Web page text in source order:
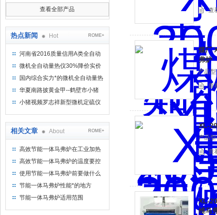
查看全部产品
热点新闻 Hot ROME+
河南省2016质量信用A类全自动
量热仪
微机全自动量热仪30%降价实价
出售
国内综合实力*的微机全自动量热
仪制造企业
华夏南路披黄金甲--鹤壁市小猪
视频罗志祥仪器仪表有限公司
小猪视频罗志祥新型微机定硫仪
相关文章 About ROME+
高效节能一体马弗炉在工业加热
工艺中的应用
高效节能一体马弗炉的温度要控
制到什么范围内？
使用节能一体马弗炉前要做什么
节能一体马弗炉性能*的地方
节能一体马弗炉适用范围
查
煤厂
弗炉
产品型号
查
XL-
产品型号
查
XL-
维马